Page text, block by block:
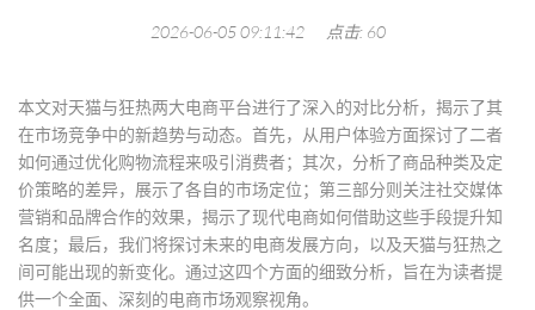
2026-06-05 09:11:42 点击: 60
本文对天猫与狂热两大电商平台进行了深入的对比分析，揭示了其
在市场竞争中的新趋势与动态。首先，从用户体验方面探讨了二者
如何通过优化购物流程来吸引消费者；其次，分析了商品种类及定
价策略的差异，展示了各自的市场定位；第三部分则关注社交媒体
营销和品牌合作的效果，揭示了现代电商如何借助这些手段提升知
名度；最后，我们将探讨未来的电商发展方向，以及天猫与狂热之
间可能出现的新变化。通过这四个方面的细致分析，旨在为读者提
供一个全面、深刻的电商市场观察视角。